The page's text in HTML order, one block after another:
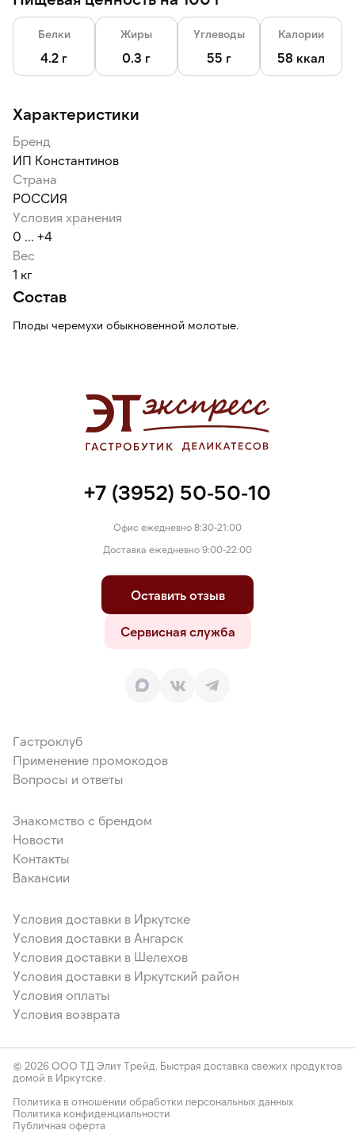
Белки
4.2 г
Жиры
0.3 г
Углеводы
55 г
Калории
58 ккал
Характеристики
Бренд
ИП Константинов
Страна
РОССИЯ
Условия хранения
0 ... +4
Вес
1 кг
Состав
Плоды черемухи обыкновенной молотые.
+7 (3952) 50-50-10
Офис ежедневно 8:30-21:00
Доставка ежедневно 9:00-22:00
Оставить отзыв
Сервисная служба
Гастроклуб
Применение промокодов
Вопросы и ответы
Знакомство с брендом
Новости
Контакты
Вакансии
Условия доставки в Иркутске
Условия доставки в Ангарск
Условия доставки в Шелехов
Условия доставки в Иркутский район
Условия оплаты
Условия возврата
© 2026 ООО ТД Элит Трейд. Быстрая доставка свежих продуктов
домой в Иркутске.
Политика в отношении обработки персональных данных
Политика конфиденциальности
Публичная оферта